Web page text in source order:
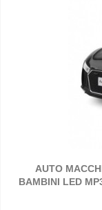
AUTO
BAMBINI LED